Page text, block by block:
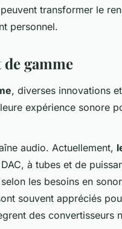
transformer le
personnel.
gamme
, diverses innovations
expérience sonore
audio. Actuellement,
à tubes et de
les besoins en
souvent appréciés
des convertisseurs